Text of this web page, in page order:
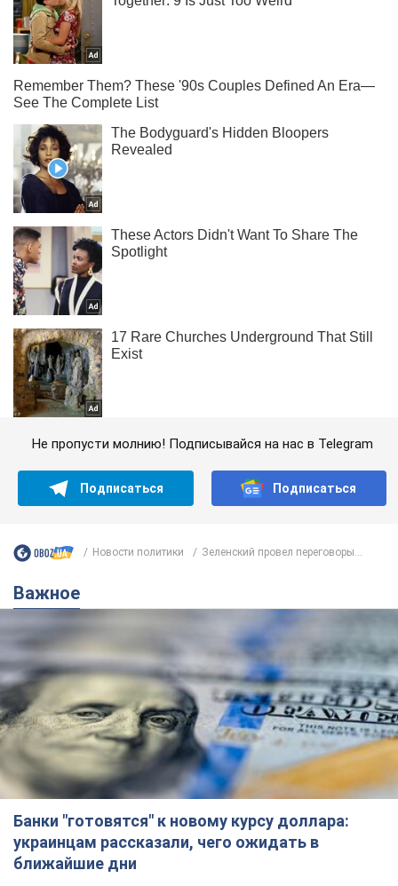
Не пропусти молнию! Подписывайся на нас в Telegram
Подписаться Подписаться
Новости политики Зеленский провел переговоры...
Важное
Банки "готовятся" к новому курсу доллара:
украинцам рассказали, чего ожидать в
ближайшие дни